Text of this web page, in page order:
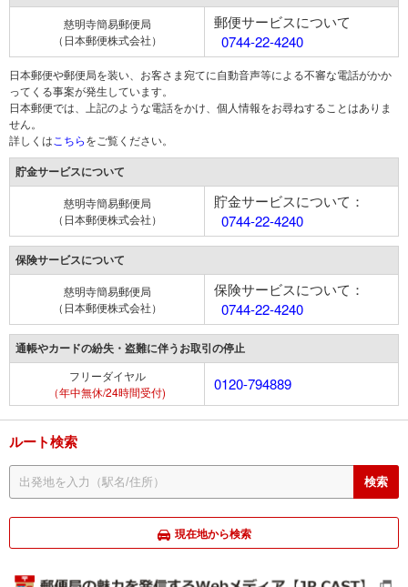
慈明寺簡易郵便局
（日本郵便株式会社）
郵便サービスについて
0744-22-4240
日本郵便や郵便局を装い、お客さま宛てに自動音声等による不審な電話がかか
ってくる事案が発生しています。
日本郵便では、上記のような電話をかけ、個人情報をお尋ねすることはありま
せん。
詳しくは こちらをご覧ください。
貯金サービスについて
慈明寺簡易郵便局
（日本郵便株式会社）
貯金サービスについて：
0744-22-4240
保険サービスについて
慈明寺簡易郵便局
（日本郵便株式会社）
保険サービスについて：
0744-22-4240
通帳やカードの紛失・盗難に伴うお取引の停止
フリーダイヤル
（年中無休/24時間受付)
0120-794889
ルート検索
現在地から検索